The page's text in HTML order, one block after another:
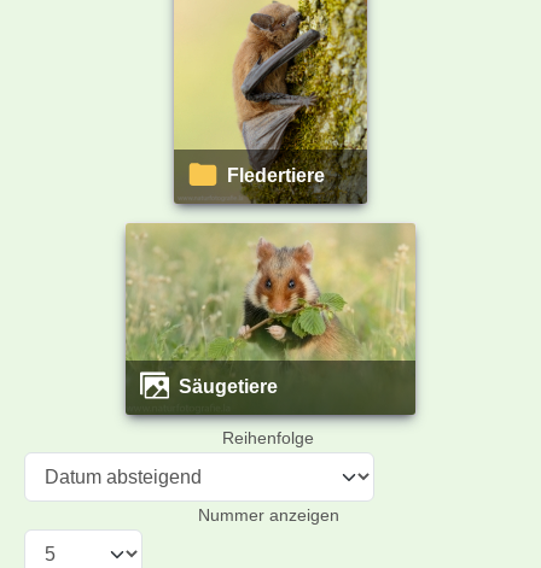
Fledertiere
Säugetiere
Reihenfolge
Nummer anzeigen